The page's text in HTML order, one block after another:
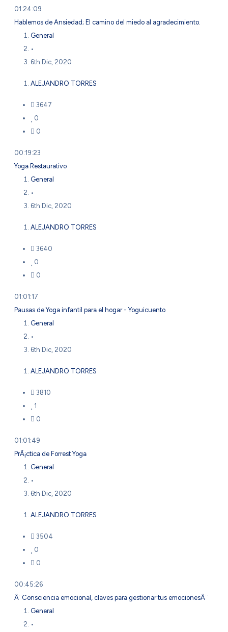
01:24:09
Hablemos de Ansiedad; El camino del miedo al agradecimiento.
General
•
6th Dic, 2020
ALEJANDRO TORRES
3647
0
0
00:19:23
Yoga Restaurativo
General
•
6th Dic, 2020
ALEJANDRO TORRES
3640
0
0
01:01:17
Pausas de Yoga infantil para el hogar - Yoguicuento
General
•
6th Dic, 2020
ALEJANDRO TORRES
3810
1
0
01:01:49
PrÃ¡ctica de Forrest Yoga
General
•
6th Dic, 2020
ALEJANDRO TORRES
3504
0
0
00:45:26
Â¨Consciencia emocional, claves para gestionar tus emocionesÂ¨
General
•